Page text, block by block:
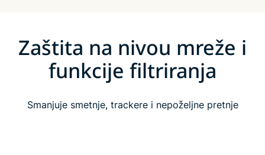
Zaštita na nivou mreže i
funkcije filtriranja
Smanjuje smetnje, trackere i nepoželjne pretnje